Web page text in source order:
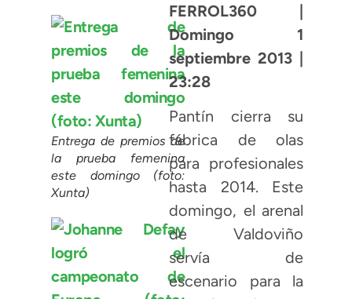
Entrega de premios de
la prueba femenina
este domingo (foto:
Xunta)
FERROL360 |
Domingo 1
septiembre 2013 |
23:28
Pantín cierra su
fábrica de olas
para profesionales
hasta 2014. Este
domingo, el arenal
de Valdoviño
servía de
escenario para la